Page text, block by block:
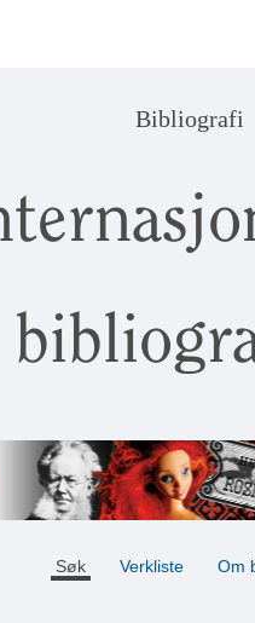
Bibliografi
Søk Verkliste Om